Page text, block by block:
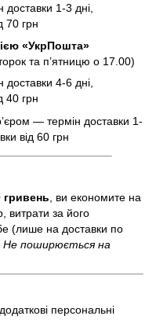
1-3 дні,
70 грн
«УкрПошта»
та пʼятницю о 17.00)
4-6 дні,
40 грн
— термін доставки 1-
від 60 грн
гривень , ви економите на
витрати за його
(лише на доставки по
Не поширюється на
персональні